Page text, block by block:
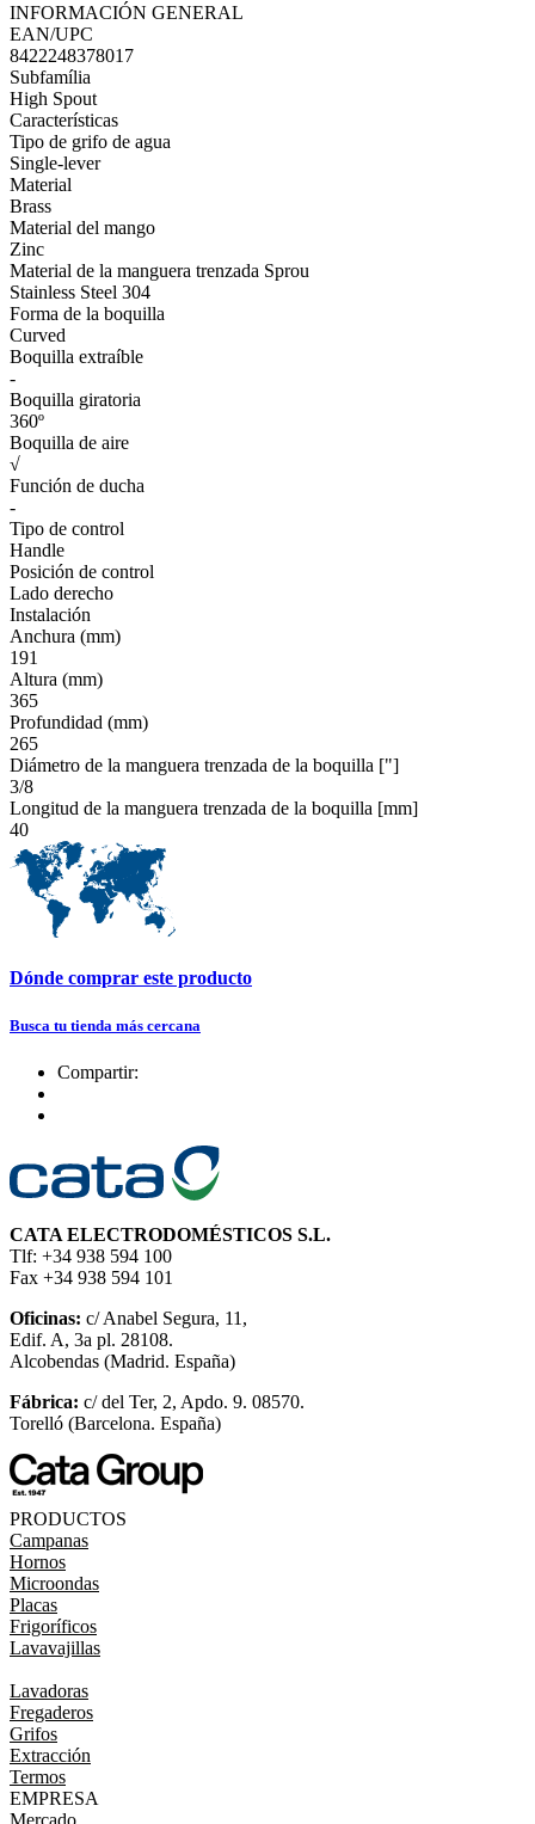
INFORMACIÓN GENERAL
EAN/UPC
8422248378017
Subfamília
High Spout
Características
Tipo de grifo de agua
Single-lever
Material
Brass
Material del mango
Zinc
Material de la manguera trenzada Sprou
Stainless Steel 304
Forma de la boquilla
Curved
Boquilla extraíble
-
Boquilla giratoria
360º
Boquilla de aire
√
Función de ducha
-
Tipo de control
Handle
Posición de control
Lado derecho
Instalación
Anchura (mm)
191
Altura (mm)
365
Profundidad (mm)
265
Diámetro de la manguera trenzada de la boquilla ["]
3/8
Longitud de la manguera trenzada de la boquilla [mm]
40
Dónde comprar este producto
Busca tu tienda más cercana
Compartir:
CATA ELECTRODOMÉSTICOS S.L.
Tlf: +34 938 594 100
Fax +34 938 594 101
Oficinas: c/ Anabel Segura, 11,
Edif. A, 3a pl. 28108.
Alcobendas (Madrid. España)
Fábrica: c/ del Ter, 2, Apdo. 9. 08570.
Torelló (Barcelona. España)
PRODUCTOS
Campanas
Hornos
Microondas
Placas
Frigoríficos
Lavavajillas
Lavadoras
Fregaderos
Grifos
Extracción
Termos
EMPRESA
Mercado